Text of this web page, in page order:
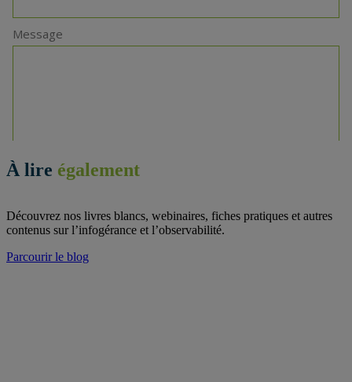
À lire également
Découvrez nos livres blancs, webinaires, fiches pratiques et autres
contenus sur l’infogérance et l’observabilité.
Parcourir le blog